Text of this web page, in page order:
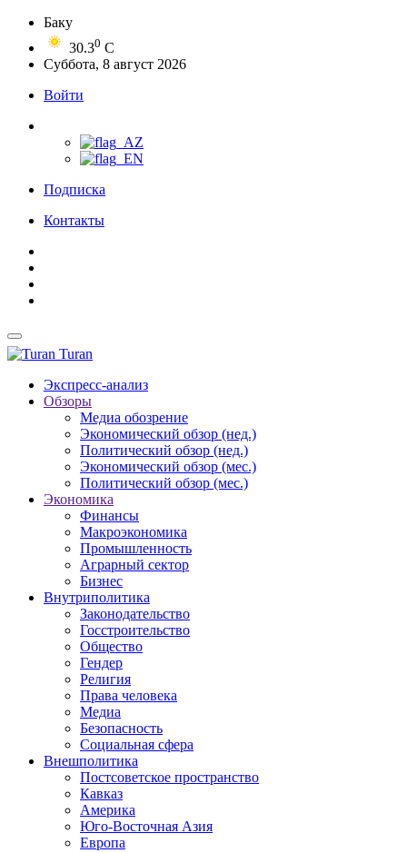
Баку
30.30 C
Суббота, 8 август 2026
Войти
Подписка
Контакты
Turan
Экспресс-анализ
Обзоры
Медиа обозрение
Экономический обзор (нед.)
Политический обзор (нед.)
Экономический обзор (мес.)
Политический обзор (мес.)
Экономика
Финансы
Макроэкономика
Промышленность
Аграрный сектор
Бизнес
Внутриполитика
Законодательство
Госстроительство
Общество
Гендер
Религия
Права человека
Медиа
Безопасность
Социальная сфера
Внешполитика
Постсоветское пространство
Кавказ
Америка
Юго-Восточная Азия
Европа